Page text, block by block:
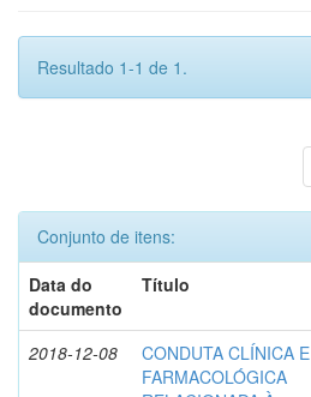
Resultado 1-1 de 1.
Conjunto de itens:
Data do
documento
Título
2018-12-08
CONDUTA CLÍNICA E
FARMACOLÓGICA